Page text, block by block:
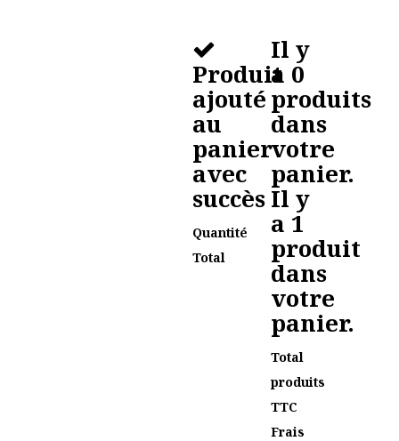
Produit
ajouté
au
panier
avec
succès
Quantité
Total
Il y
a 0
produits
dans
votre
panier.
Il y
a 1
produit
dans
votre
panier.
Total
produits
TTC
Frais